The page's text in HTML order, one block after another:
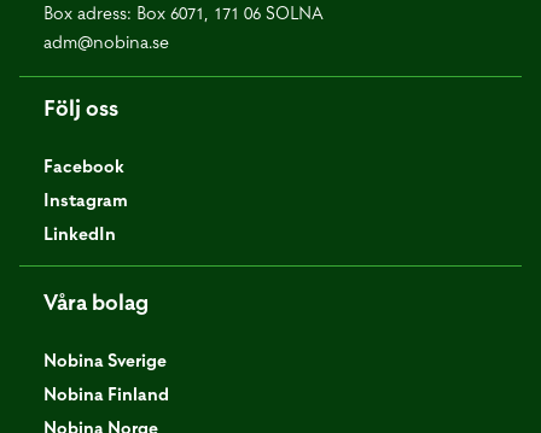
Box adress: Box 6071, 171 06 SOLNA
adm@nobina.se
Följ oss
Facebook
Instagram
LinkedIn
Våra bolag
Nobina Sverige
Nobina Finland